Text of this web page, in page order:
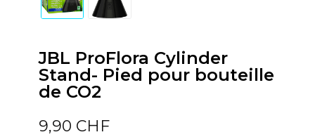
JBL ProFlora Cylinder
Stand- Pied pour bouteille
de CO2
9,90 CHF